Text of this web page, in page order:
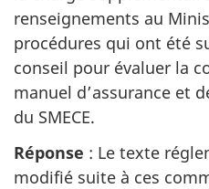
renseignements au
procédures qui ont été
conseil pour évaluer la
manuel d’assurance et
du SMECE.
Réponse : Le texte
modifié suite à ces